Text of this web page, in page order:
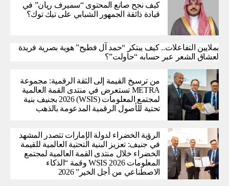
كيف نجح صانع المحتوى “سميرف ريان” في
قيادة ذائقة الجمهور الشبابي على تيك توك؟
بملايين التفاعلات.. كيف يبتكر “حمد آل فطيح” هوية بصرية فريدة
لعشاق الشعر عبر حسابه “حاولت”؟
من ترسيخ القيمة إلى الثقة الرقمية: مجموعة
METRA تستعرض في منتدى القمة العالمية
لمجتمع المعلومات (WSIS) 2026 بجنيف بنية
تحتية للأصول الرقمية المدعومة بالذهب
الرؤية الخضراء لدولة الإمارات تتصدر المشهد
في جنيف: تعزيز البنية التحتية العالمية للقيمة
الخضراء خلال منتدى القمة العالمية لمجتمع
المعلومات WSIS 2026 وقمة “الذكاء
الاصطناعي من أجل الخير” 2026